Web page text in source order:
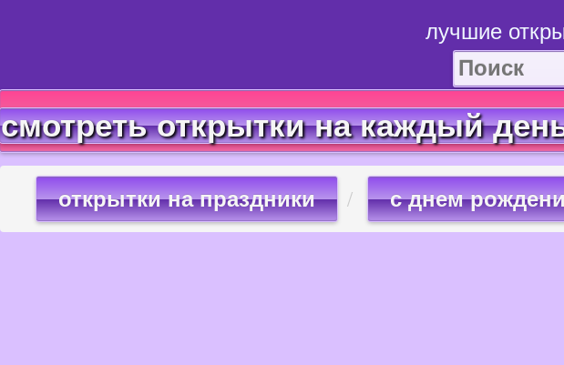
лучшие
смотреть открытки на каждый
открытки на праздники с днем